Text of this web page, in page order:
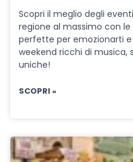
Scopri il meglio degli
regione al massimo con
perfette per emozionarti
weekend ricchi di
uniche!
SCOPRI »